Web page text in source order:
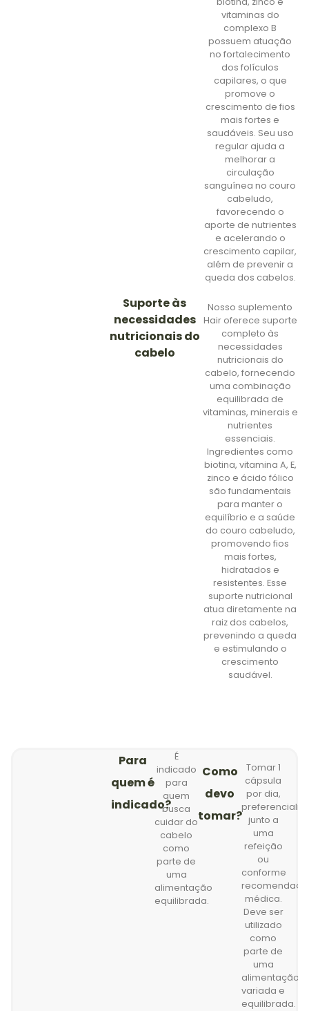
vitaminas do
complexo B
possuem atuação
no fortalecimento
dos folículos
capilares, o que
promove o
crescimento de fios
mais fortes e
saudáveis. Seu uso
regular ajuda a
melhorar a
circulação
sanguínea no couro
cabeludo,
favorecendo o
aporte de nutrientes
e acelerando o
crescimento capilar,
além de prevenir a
queda dos cabelos.
Suporte às
necessidades
nutricionais do
cabelo
Nosso suplemento
Hair oferece suporte
completo às
necessidades
nutricionais do
cabelo, fornecendo
uma combinação
equilibrada de
vitaminas, minerais e
nutrientes
essenciais.
Ingredientes como
biotina, vitamina A, E,
zinco e ácido fólico
são fundamentais
para manter o
equilíbrio e a saúde
do couro cabeludo,
promovendo fios
mais fortes,
hidratados e
resistentes. Esse
suporte nutricional
atua diretamente na
raiz dos cabelos,
prevenindo a queda
e estimulando o
crescimento
saudável.
Para
quem é
indicado?
É
indicado
para
quem
busca
cuidar do
cabelo
como
parte de
uma
alimentação
equilibrada.
Como
devo
tomar?
Tomar 1
cápsula
por dia,
junto a
uma
refeição
ou
conforme
médica.
Deve ser
utilizado
como
parte de
uma
alimentação
variada e
equilibrada.